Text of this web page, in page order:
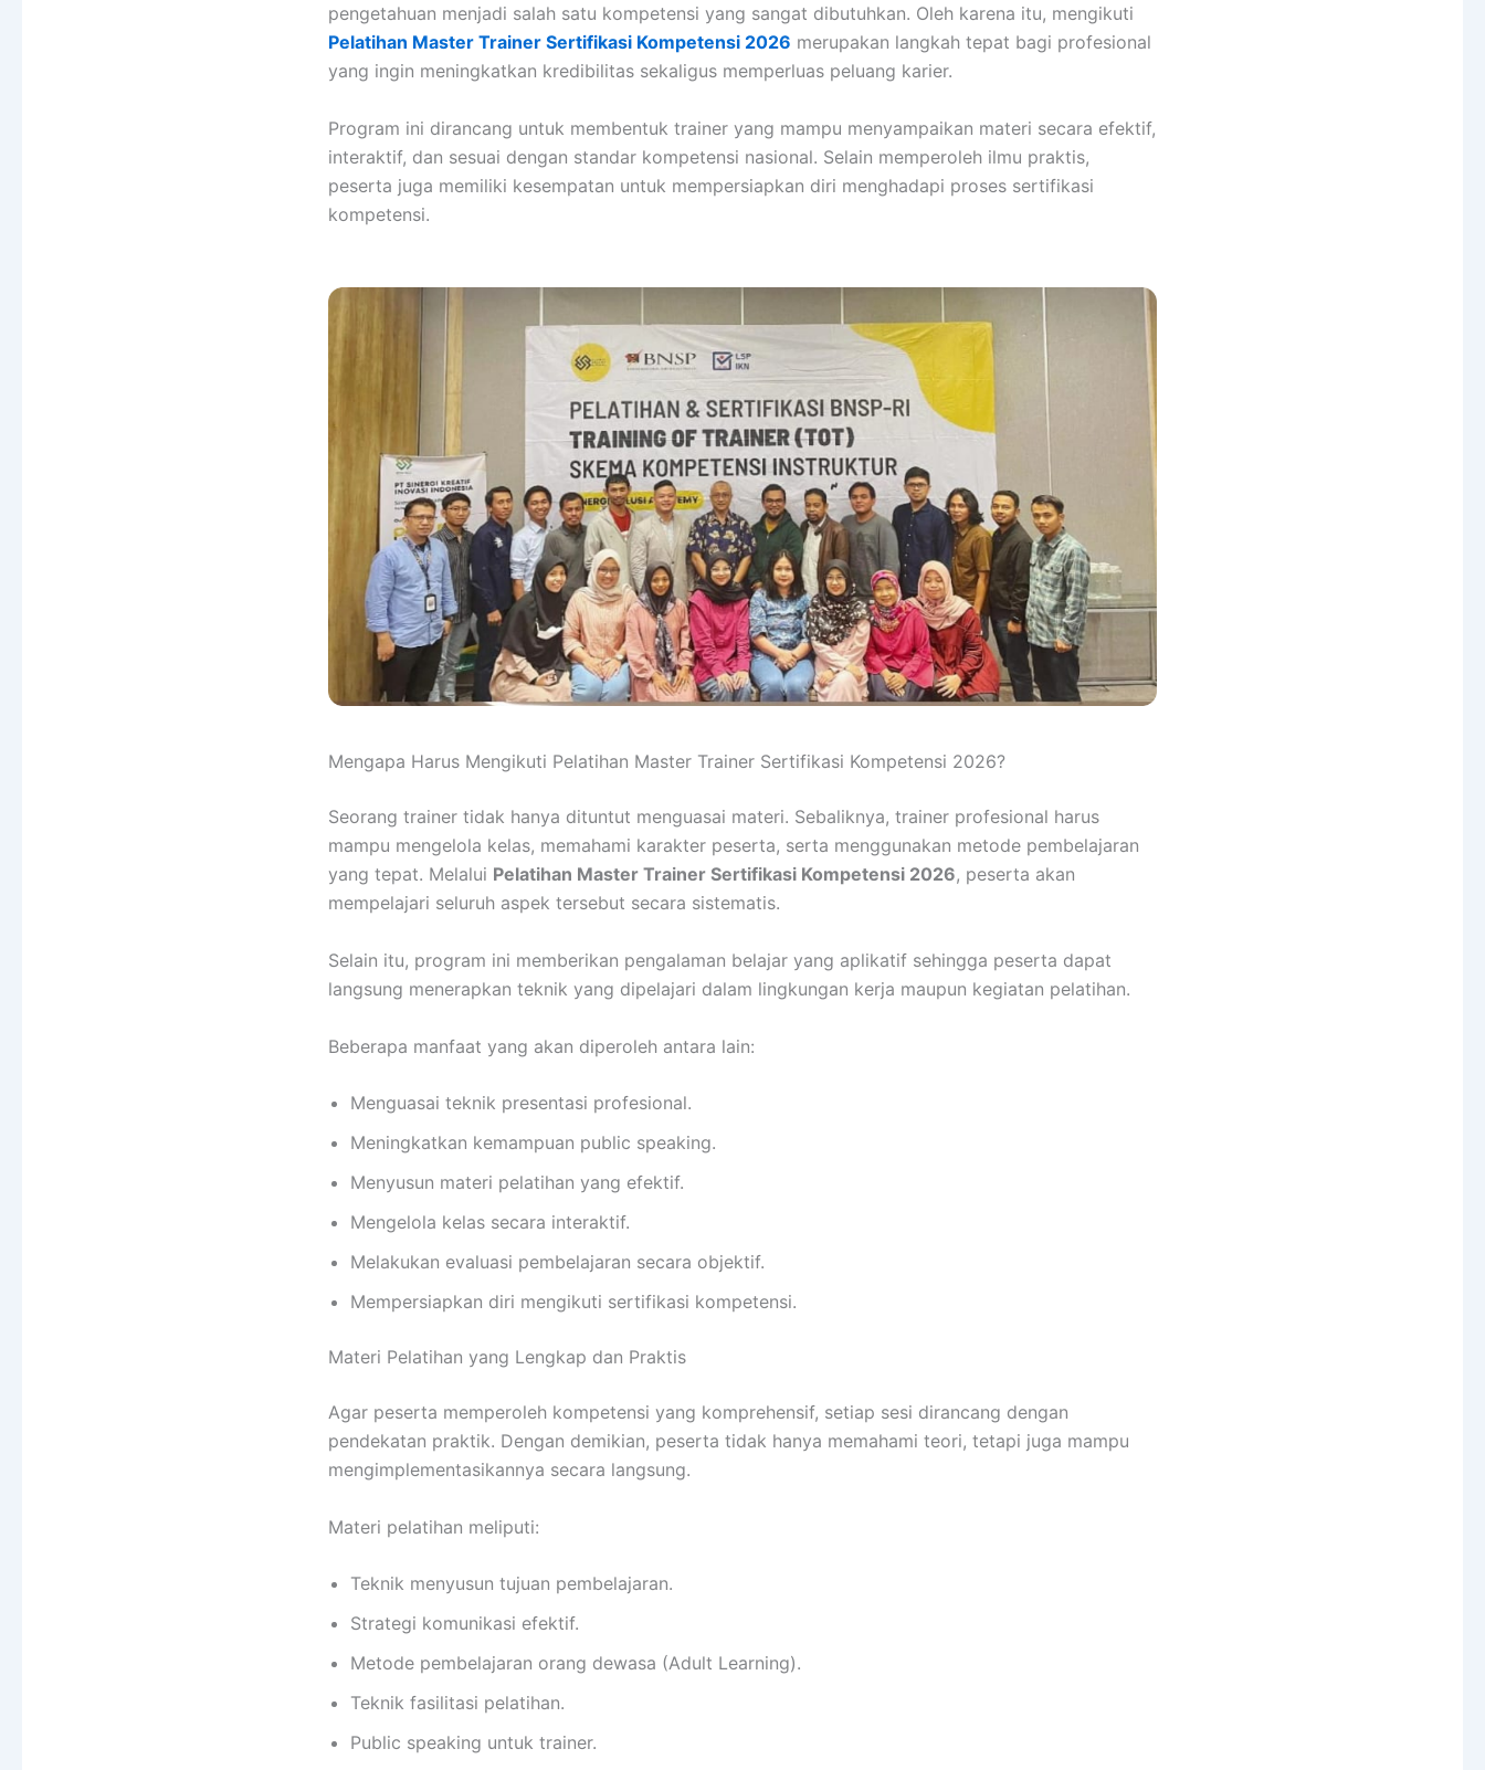
pengetahuan menjadi salah satu kompetensi yang sangat dibutuhkan. Oleh karena itu, mengikuti
Pelatihan Master Trainer Sertifikasi Kompetensi 2026 merupakan langkah tepat bagi profesional
yang ingin meningkatkan kredibilitas sekaligus memperluas peluang karier.
Program ini dirancang untuk membentuk trainer yang mampu menyampaikan materi secara efektif,
interaktif, dan sesuai dengan standar kompetensi nasional. Selain memperoleh ilmu praktis,
peserta juga memiliki kesempatan untuk mempersiapkan diri menghadapi proses sertifikasi
kompetensi.
Mengapa Harus Mengikuti Pelatihan Master Trainer Sertifikasi Kompetensi 2026?
Seorang trainer tidak hanya dituntut menguasai materi. Sebaliknya, trainer profesional harus
mampu mengelola kelas, memahami karakter peserta, serta menggunakan metode pembelajaran
yang tepat. Melalui Pelatihan Master Trainer Sertifikasi Kompetensi 2026, peserta akan
mempelajari seluruh aspek tersebut secara sistematis.
Selain itu, program ini memberikan pengalaman belajar yang aplikatif sehingga peserta dapat
langsung menerapkan teknik yang dipelajari dalam lingkungan kerja maupun kegiatan pelatihan.
Beberapa manfaat yang akan diperoleh antara lain:
Menguasai teknik presentasi profesional.
Meningkatkan kemampuan public speaking.
Menyusun materi pelatihan yang efektif.
Mengelola kelas secara interaktif.
Melakukan evaluasi pembelajaran secara objektif.
Mempersiapkan diri mengikuti sertifikasi kompetensi.
Materi Pelatihan yang Lengkap dan Praktis
Agar peserta memperoleh kompetensi yang komprehensif, setiap sesi dirancang dengan
pendekatan praktik. Dengan demikian, peserta tidak hanya memahami teori, tetapi juga mampu
mengimplementasikannya secara langsung.
Materi pelatihan meliputi:
Teknik menyusun tujuan pembelajaran.
Strategi komunikasi efektif.
Metode pembelajaran orang dewasa (Adult Learning).
Teknik fasilitasi pelatihan.
Public speaking untuk trainer.